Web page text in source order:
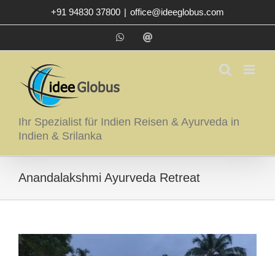
+91 94830 37800 | office@ideeglobus.com
WhatsApp
Ihr Spezialist für Indien Reisen & Ayurveda in
Indien & Srilanka
Anandalakshmi Ayurveda Retreat
Zeige
grösseres